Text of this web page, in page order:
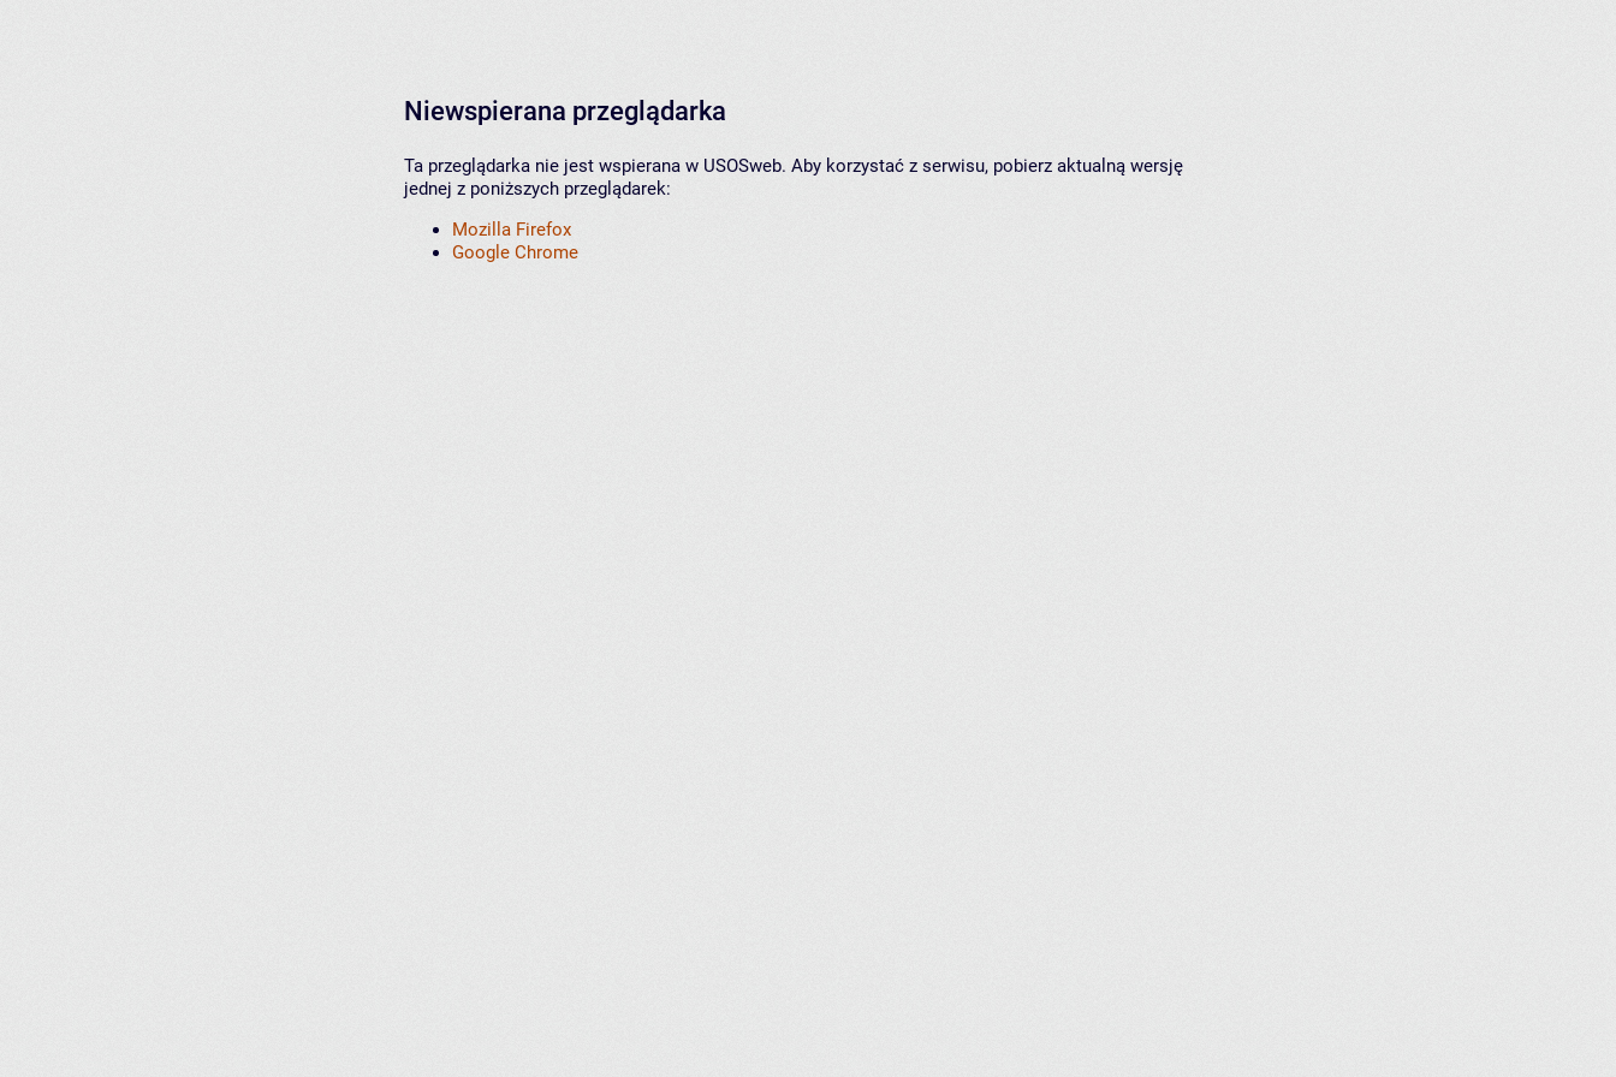
Niewspierana przeglądarka
Ta przeglądarka nie jest wspierana w USOSweb. Aby korzystać z serwisu, pobierz aktualną wersję
jednej z poniższych przeglądarek:
Mozilla Firefox
Google Chrome